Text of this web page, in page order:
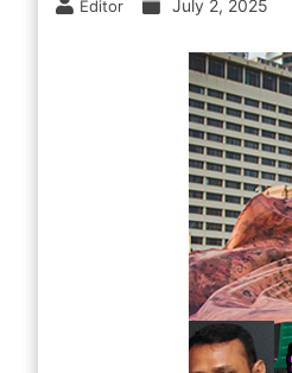
Editor July 2, 2025